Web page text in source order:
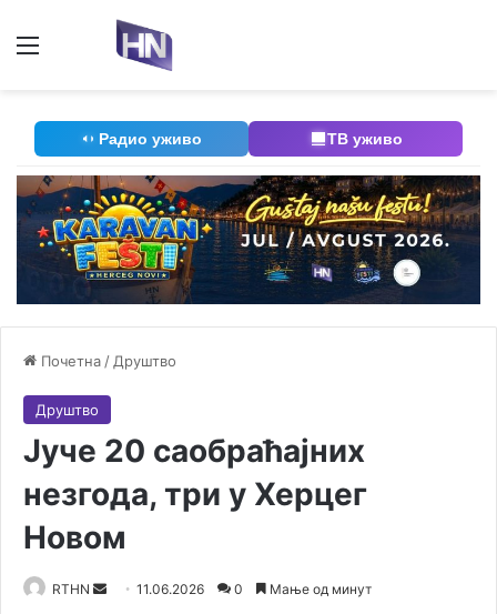
Радио уживо ТВ уживо
Почетна / Друштво
Друштво
Јуче 20 саобраћајних
незгода, три у Херцег
Новом
RTHN 11.06.2026 0 Мање од минут